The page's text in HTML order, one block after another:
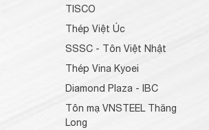
TISCO
Thép Việt Úc
SSSC - Tôn Việt Nhật
Thép Vina Kyoei
Diamond Plaza - IBC
Tôn mạ VNSTEEL Thăng
Long